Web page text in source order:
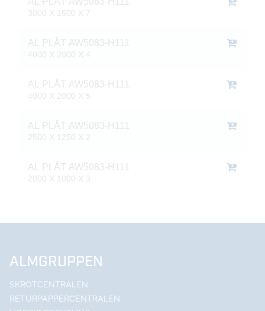
3000 X 1500 X 7
AL PLÅT AW5083-H111
4000 X 2000 X 4
AL PLÅT AW5083-H111
4000 X 2000 X 5
AL PLÅT AW5083-H111
2500 X 1250 X 2
AL PLÅT AW5083-H111
2000 X 1000 X 3
ALMGRUPPEN
SKROTCENTRALEN
RETURPAPPERCENTRALEN